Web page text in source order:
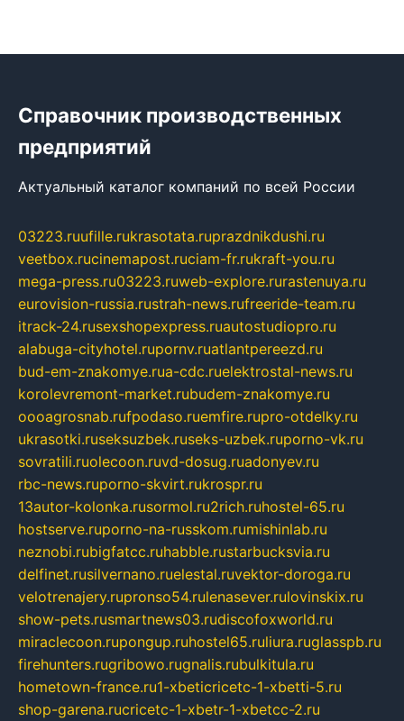
Справочник производственных
предприятий
Актуальный каталог компаний по всей России
03223.ruufille.rukrasotata.ruprazdnikdushi.ru
veetbox.rucinemapost.ruciam-fr.rukraft-you.ru
mega-press.ru03223.ruweb-explore.rurastenuya.ru
eurovision-russia.rustrah-news.rufreeride-team.ru
itrack-24.rusexshopexpress.ruautostudiopro.ru
alabuga-cityhotel.rupornv.ruatlantpereezd.ru
bud-em-znakomye.rua-cdc.ruelektrostal-news.ru
korolevremont-market.rubudem-znakomye.ru
oooagrosnab.rufpodaso.ruemfire.rupro-otdelky.ru
ukrasotki.ruseksuzbek.ruseks-uzbek.ruporno-vk.ru
sovratili.ruolecoon.ruvd-dosug.ruadonyev.ru
rbc-news.ruporno-skvirt.rukrospr.ru
13autor-kolonka.rusormol.ru2rich.ruhostel-65.ru
hostserve.ruporno-na-russkom.rumishinlab.ru
neznobi.rubigfatcc.ruhabble.rustarbucksvia.ru
delfinet.rusilvernano.ruelestal.ruvektor-doroga.ru
velotrenajery.rupronso54.rulenasever.rulovinskix.ru
show-pets.rusmartnews03.rudiscofoxworld.ru
miraclecoon.rupongup.ruhostel65.ruliura.ruglasspb.ru
firehunters.rugribowo.rugnalis.rubulkitula.ru
hometown-france.ru1-xbeticricetc-1-xbetti-5.ru
shop-garena.rucricetc-1-xbetr-1-xbetcc-2.ru